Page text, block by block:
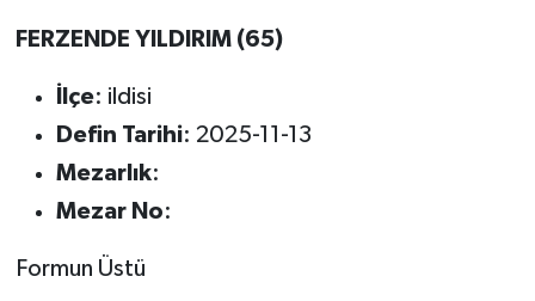
FERZENDE YILDIRIM (65)
İlçe: ildisi
Defin Tarihi: 2025-11-13
Mezarlık:
Mezar No:
Formun Üstü